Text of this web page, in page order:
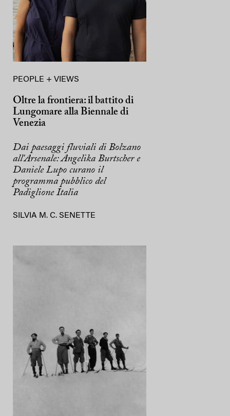
PEOPLE + VIEWS
Oltre la frontiera: il battito di
Lungomare alla Biennale di
Venezia
Dai paesaggi fluviali di Bolzano
all'Arsenale: Angelika Burtscher e
Daniele Lupo curano il
programma pubblico del
Padiglione Italia
SILVIA M. C. SENETTE